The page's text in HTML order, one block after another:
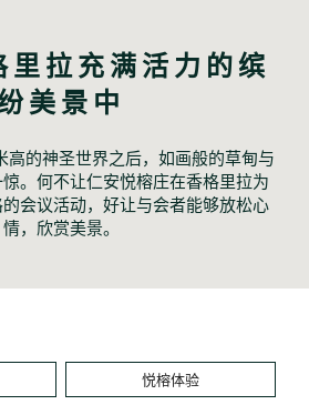
里拉充满活力的缤
美景中
的神圣世界之后，如画般的草甸与
。何不让仁安悦榕庄在香格里拉为
会议活动，好让与会者能够放松心
情，欣赏美景。
悦榕体验